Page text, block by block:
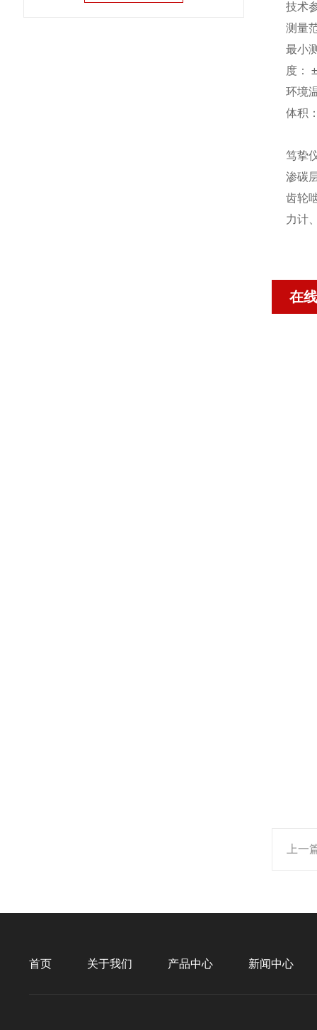
技术
测量
最小
度：
环境
体积
笃挚
渗碳
齿轮
力计
在
上一
首页 关于我们 产品中心 新闻中心